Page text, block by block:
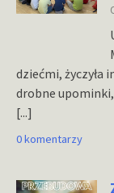
dziećmi, życzyła
drobne
[...]
0 komentarzy